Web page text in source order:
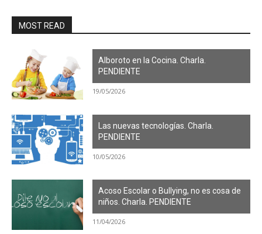
MOST READ
Alboroto en la Cocina. Charla.
PENDIENTE
19/05/2026
Las nuevas tecnologías. Charla.
PENDIENTE
10/05/2026
Acoso Escolar o Bullying, no es cosa de
niños. Charla. PENDIENTE
11/04/2026